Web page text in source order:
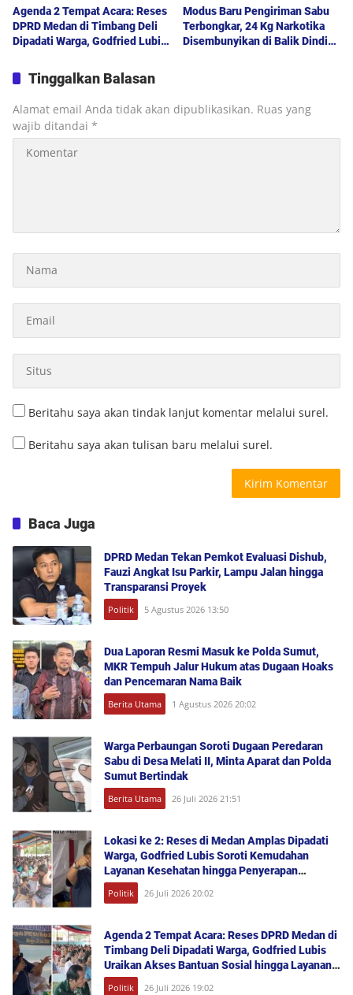
Agenda 2 Tempat Acara: Reses
DPRD Medan di Timbang Deli
Dipadati Warga, Godfried Lubis
hingga Layanan UHC
Modus Baru Pengiriman Sabu
Terbongkar, 24 Kg Narkotika
Disembunyikan di Balik Dinding
Tinggalkan Balasan
Alamat email Anda tidak akan dipublikasikan. Ruas yang
wajib ditandai *
Beritahu saya akan tindak lanjut komentar melalui surel.
Beritahu saya akan tulisan baru melalui surel.
Baca Juga
DPRD Medan Tekan Pemkot Evaluasi Dishub,
Fauzi Angkat Isu Parkir, Lampu Jalan hingga
Transparansi Proyek
Politik 5 Agustus 2026 13:50
Dua Laporan Resmi Masuk ke Polda Sumut,
MKR Tempuh Jalur Hukum atas Dugaan Hoaks
dan Pencemaran Nama Baik
Berita Utama 1 Agustus 2026 20:02
Warga Perbaungan Soroti Dugaan Peredaran
Sabu di Desa Melati II, Minta Aparat dan Polda
Sumut Bertindak
Berita Utama 26 Juli 2026 21:51
Lokasi ke 2: Reses di Medan Amplas Dipadati
Warga, Godfried Lubis Soroti Kemudahan
Layanan Kesehatan hingga Penyerapan
Aspirasi Publik
Politik 26 Juli 2026 20:02
Agenda 2 Tempat Acara: Reses DPRD Medan di
Timbang Deli Dipadati Warga, Godfried Lubis
Uraikan Akses Bantuan Sosial hingga Layanan
UHC
Politik 26 Juli 2026 19:02